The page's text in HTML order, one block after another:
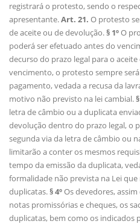
registrará o protesto, sendo o
apresentante.Art. 21. O protesto
de aceite ou de devolução.§ 1ºO
poderá ser efetuado antes do
decurso do prazo legal para o
vencimento, o protesto sempre
pagamento, vedada a recusa da
motivo não previsto na lei cambial.
letra de câmbio ou a duplicata
devolução dentro do prazo legal, o
segunda via da letra de câmbio ou
limitarão a conter os mesmos
tempo da emissão da duplicata,
formalidade não prevista na Lei que
duplicatas.§ 4ºOs devedores,
notas promissórias e cheques, os
duplicatas, bem como os indicados